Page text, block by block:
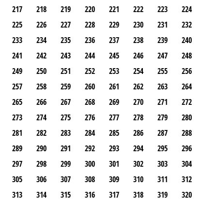
217
218 219 220 221 222 223
224
225
226 227 228 229 230 231
232
233
234 235 236 237 238 239
240
241
242 243 244 245 246 247
248
249
250 251 252 253 254 255
256
257
258 259 260 261 262 263
264
265
266 267 268 269 270 271
272
273
274 275 276 277 278 279
280
281
282 283 284 285 286 287
288
289
290 291 292 293 294 295
296
297
298 299 300 301 302 303
304
305
306 307 308 309 310 311
312
313
314 315 316 317 318 319
320